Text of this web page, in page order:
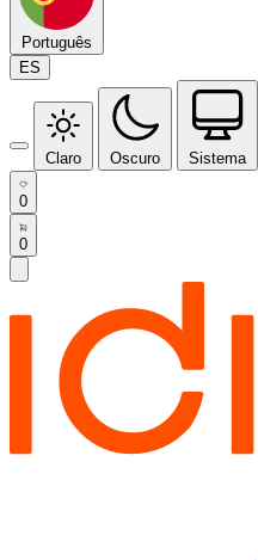
Português
ES
Claro Oscuro Sistema
0
0